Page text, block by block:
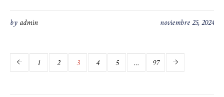
noviembre 25, 2024
by admin
1 2 3 4 5 … 97